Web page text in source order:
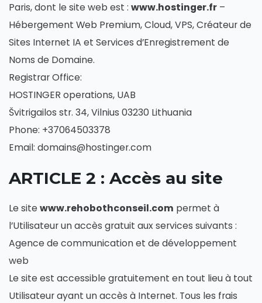
Paris, dont le site web est : www.hostinger.fr –
Hébergement Web Premium, Cloud, VPS, Créateur de
Sites Internet IA et Services d’Enregistrement de
Noms de Domaine.
Registrar Office:
HOSTINGER operations, UAB
Švitrigailos str. 34, Vilnius 03230 Lithuania
Phone: +37064503378
Email: domains@hostinger.com
ARTICLE 2 : Accès au site
Le sitewww.rehobothconseil.com permet à
l’Utilisateur un accès gratuit aux services suivants :
Agence de communication et de développement
web
Le site est accessible gratuitement en tout lieu à tout
Utilisateur ayant un accès à Internet. Tous les frais